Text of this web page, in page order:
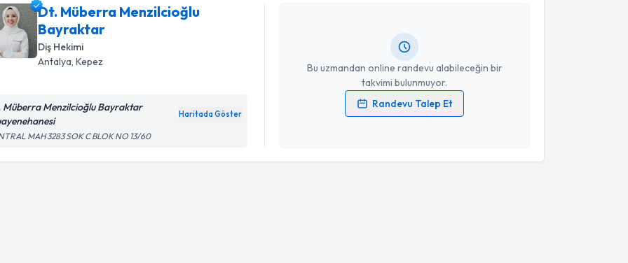
Dt. Müberra Menzilcioğlu
Bayraktar
Diş Hekimi
Antalya , Kepez
Müberra Menzilcioğlu Bayraktar
Haritada Göster
MAH 3283 SOK C BLOK NO 13/60
Bu uzmandan online randevu alabileceğin bir
takvimi bulunmuyor.
Randevu Talep Et
talebi oluşturun. Size bu uzmandan randevu almanız için bir
Kişisel verilerimin işlenmesine ilişkinAydınlatma Metni